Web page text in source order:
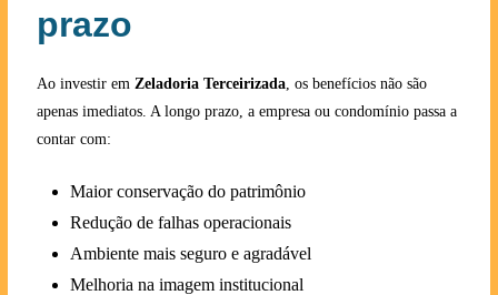
prazo
Ao investir em Zeladoria Terceirizada, os benefícios não são
apenas imediatos. A longo prazo, a empresa ou condomínio passa a
contar com:
Maior conservação do patrimônio
Redução de falhas operacionais
Ambiente mais seguro e agradável
Melhoria na imagem institucional